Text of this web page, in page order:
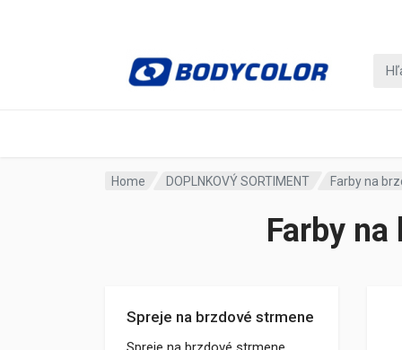
Home DOPLNKOVÝ SORTIMENT Farby na
Farby
Spreje na brzdové strmene